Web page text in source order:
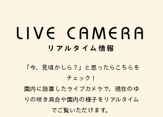
LIVE CAMERA
リアルタイム情報
「今、見頃かしら？」と思ったらこちらを
チェック！
園内に設置したライブカメラで、現在のゆ
りの咲き具合や園内の様子をリアルタイム
でご覧いただけます。